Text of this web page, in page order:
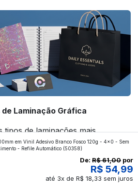
Laminação Gráfica
tipos de laminações mais
da gráfica FuturaIM? Então,
vamos revelar para você!
em Vinil Adesivo Branco Fosco 120g - 4x0 - Sem
- Refile Automático(50358)
De: R$ 61,00 por
R$ 54,99
até 3x de R$ 18,33 sem juros